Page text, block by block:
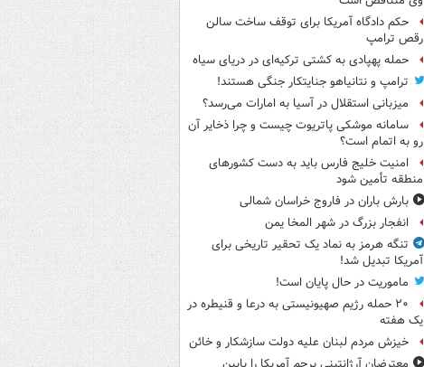
حکم دادگاه آمریکا برای توقف ساخت سالن
رقص ترامپ
حمله پهپادی به کشتی ترکیه‌ای در دریای سیاه
ترامپ و نتانیاهو جنایتکار جنگی هستند!
میزبانی استقلال در آسیا به امارات می‌رسد؟
سامانه موشکی پاتریوت چیست و چرا ذخایر آن
رو به اتمام است؟
امنیت خلیج فارس باید به دست کشورهای
منطقه تأمین شود
بارش باران در فاروج خراسان شمالی
انفجار بزرگ در شهر المخا یمن
تنگه هرمز به نماد یک تحقیر تاریخی برای
آمریکا تبدیل شد!
ماموریت در حال پایان است!
۲۰ حمله رژیم صهیونیستی به درعا و قنیطره در
یک هفته
خیزش مردم لبنان علیه دولت سازشکار و خائن